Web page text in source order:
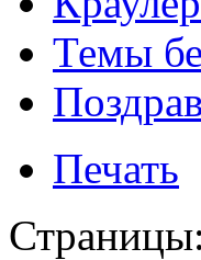
Темы
Печать